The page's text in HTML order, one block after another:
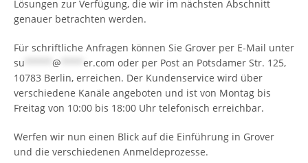
Lösungen zur Verfügung, die wir im nächsten Abschnitt
genauer betrachten werden.
Für schriftliche Anfragen können Sie Grover per E-Mail unter
su
@ er.com oder per Post an Potsdamer Str. 125,
10783 Berlin, erreichen. Der Kundenservice wird über
verschiedene Kanäle angeboten und ist von Montag bis
Freitag von 10:00 bis 18:00 Uhr telefonisch erreichbar.
Werfen wir nun einen Blick auf die Einführung in Grover
und die verschiedenen Anmeldeprozesse.